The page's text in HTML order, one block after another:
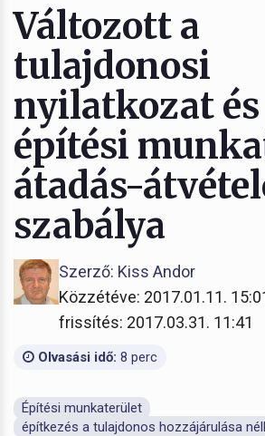
Változott a
tulajdonosi
nyilatkozat és
építési
átadás-
szabálya
Szerző: Kiss Andor
Közzétéve: 2017.01.11.
frissítés: 2017.03.31. 11:41
Olvasási idő: 8 perc
Építési munkaterület
építkezés a tulajdonos hozzájárulása